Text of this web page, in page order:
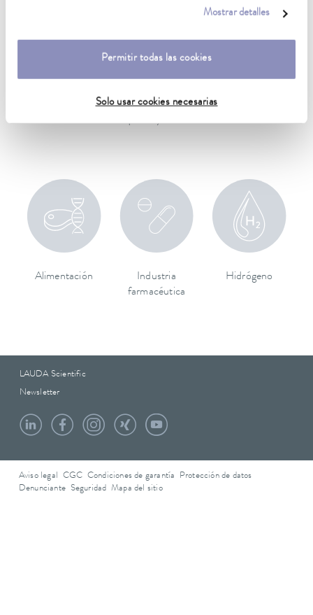
Mostrar detalles
Permitir todas las cookies
Solo usar cookies necesarias
Construcción de
Tecnología médica
Alimentación
Industria
farmacéutica
Hidrógeno
LAUDA Scientific
Newsletter
Aviso legal CGC Condiciones de garantía
Protección de datos
Denunciante Seguridad Mapa del sitio